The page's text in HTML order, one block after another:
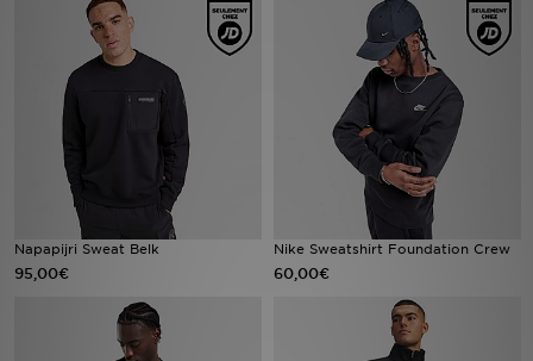
Napapijri Sweat Belk
95,00€
Nike Sweatshirt Foundation Crew
60,00€
Collections
Marques
Football
Sports